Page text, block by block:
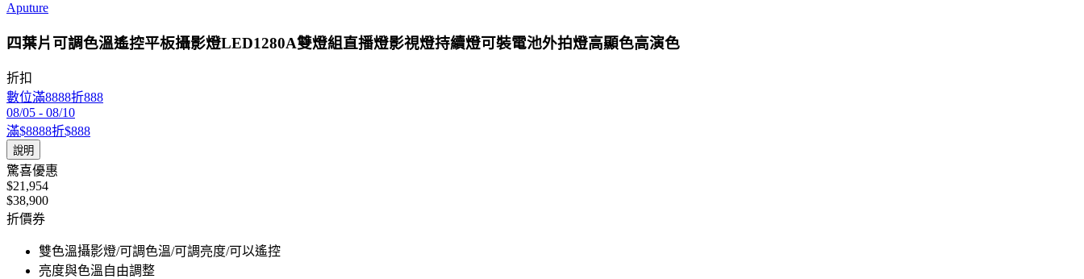
Aputure
四葉片可調色溫遙控平板攝影燈LED1280A雙燈組直播燈影視燈持續燈可裝電池外拍燈高顯色高演色
折扣
數位滿8888折888
08/05 - 08/10
滿$8888折$888
說明
驚喜優惠
$21,954
$38,900
折價券
雙色溫攝影燈/可調色溫/可調亮度/可以遙控
亮度與色溫自由調整